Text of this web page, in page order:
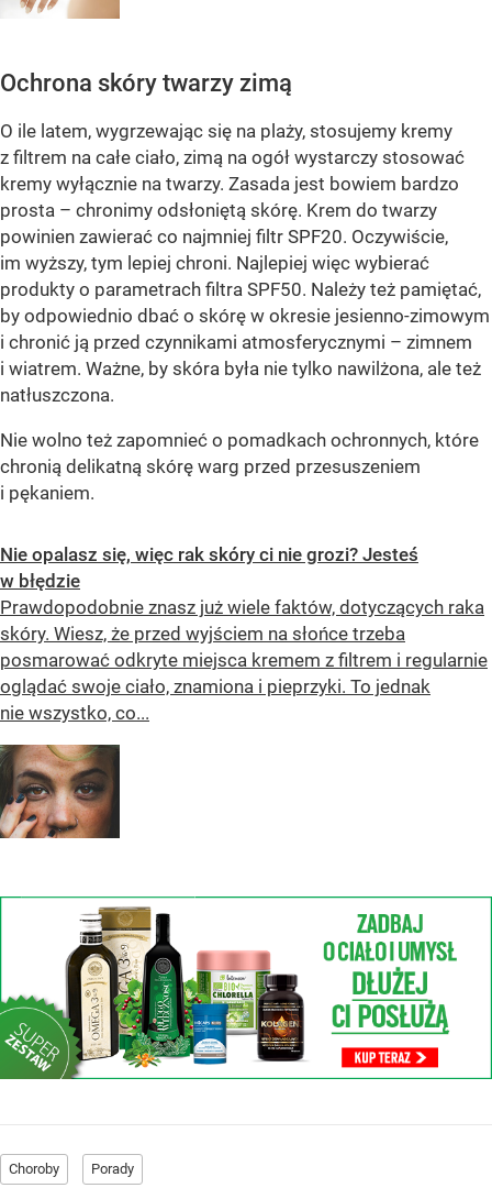
Ochrona skóry twarzy zimą
O ile latem, wygrzewając się na plaży, stosujemy kremy
z filtrem na całe ciało, zimą na ogół wystarczy stosować
kremy wyłącznie na twarzy. Zasada jest bowiem bardzo
prosta – chronimy odsłoniętą skórę. Krem do twarzy
powinien zawierać co najmniej filtr SPF20. Oczywiście,
im wyższy, tym lepiej chroni. Najlepiej więc wybierać
produkty o parametrach filtra SPF50. Należy też pamiętać,
by odpowiednio dbać o skórę w okresie jesienno-zimowym
i chronić ją przed czynnikami atmosferycznymi – zimnem
i wiatrem. Ważne, by skóra była nie tylko nawilżona, ale też
natłuszczona.
Nie wolno też zapomnieć o pomadkach ochronnych, które
chronią delikatną skórę warg przed przesuszeniem
i pękaniem.
Nie opalasz się, więc rak skóry ci nie grozi? Jesteś
w błędzie
Prawdopodobnie znasz już wiele faktów, dotyczących raka
skóry. Wiesz, że przed wyjściem na słońce trzeba
posmarować odkryte miejsca kremem z filtrem i regularnie
oglądać swoje ciało, znamiona i pieprzyki. To jednak
nie wszystko, co...
Choroby Porady